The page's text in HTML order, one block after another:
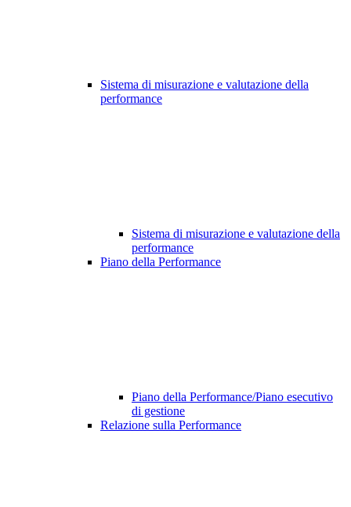
Sistema di misurazione e valutazione della
performance
Sistema di misurazione e valutazione della
performance
Piano della Performance
Piano della Performance/Piano esecutivo
di gestione
Relazione sulla Performance